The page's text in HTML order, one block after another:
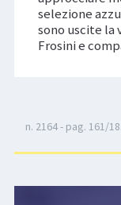
selezione
sono uscite la
Frosini e
n. 2164 - pag. 161/